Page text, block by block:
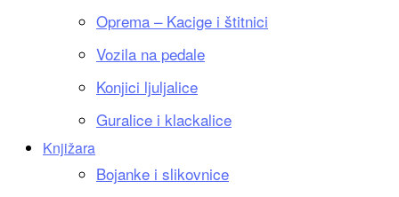
Oprema – Kacige i štitnici
Vozila na pedale
Konjici ljuljalice
Guralice i klackalice
Knjižara
Bojanke i slikovnice